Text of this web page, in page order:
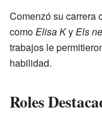
Comenzó su carrera
comoElisa KyEls
trabajos le
habilidad.
Roles